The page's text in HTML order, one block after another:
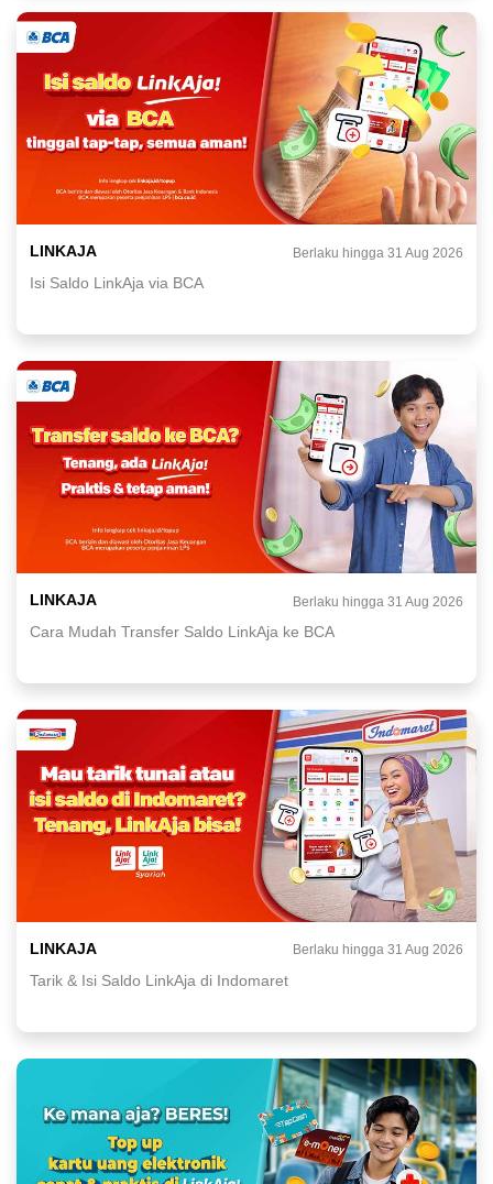
LINKAJA Berlaku hingga 31 Aug 2026
Isi Saldo LinkAja via BCA
LINKAJA Berlaku hingga 31 Aug 2026
Cara Mudah Transfer Saldo LinkAja ke BCA
LINKAJA Berlaku hingga 31 Aug 2026
Tarik & Isi Saldo LinkAja di Indomaret